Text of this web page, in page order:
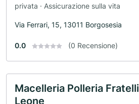
privata · Assicurazione sulla vita
Via Ferrari, 15, 13011 Borgosesia
0.0 (0 Recensione)
Macelleria Polleria Fratelli
Leone